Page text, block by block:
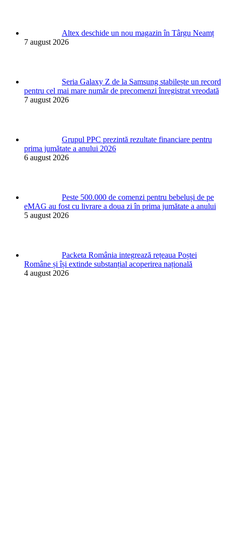
Altex deschide un nou magazin în Târgu Neamț
7 august 2026
Seria Galaxy Z de la Samsung stabilește un record
pentru cel mai mare număr de precomenzi înregistrat vreodată
7 august 2026
Grupul PPC prezintă rezultate financiare pentru
prima jumătate a anului 2026
6 august 2026
Peste 500.000 de comenzi pentru bebeluși de pe
eMAG au fost cu livrare a doua zi în prima jumătate a anului
5 august 2026
Packeta România integrează rețeaua Poștei
Române și își extinde substanțial acoperirea națională
4 august 2026